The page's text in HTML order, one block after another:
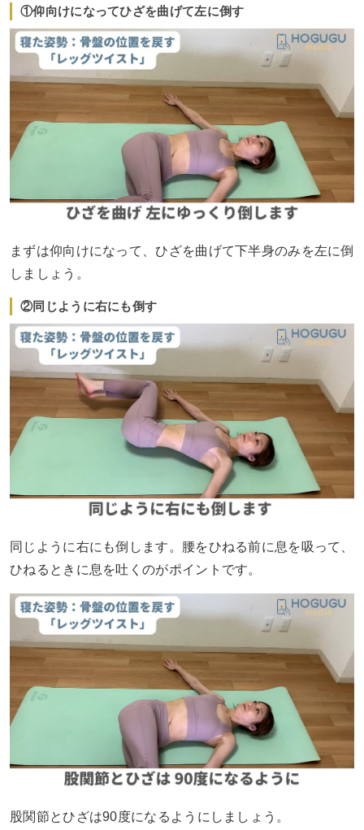
①仰向けになってひざを曲げて左に倒す
まずは仰向けになって、ひざを曲げて下半身のみを左に倒
しましょう。
②同じように右にも倒す
同じように右にも倒します。腰をひねる前に息を吸って、
ひねるときに息を吐くのがポイントです。
股関節とひざは90度になるようにしましょう。